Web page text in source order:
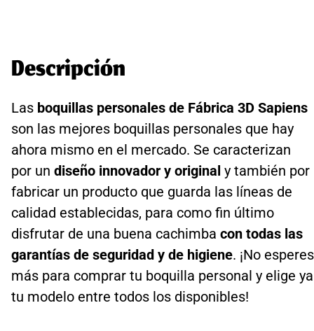
Descripción
Las boquillas personales de Fábrica 3D Sapiens
son las mejores boquillas personales que hay
ahora mismo en el mercado. Se caracterizan
por un diseño innovador y original y también por
fabricar un producto que guarda las líneas de
calidad establecidas, para como fin último
disfrutar de una buena cachimba con todas las
garantías de seguridad y de higiene. ¡No esperes
más para comprar tu boquilla personal y elige ya
tu modelo entre todos los disponibles!